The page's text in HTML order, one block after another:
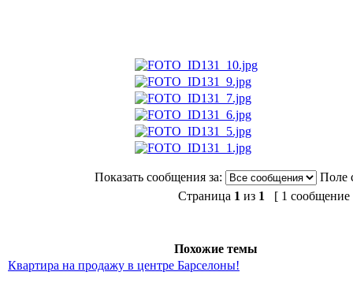
Показать сообщения за:
Поле
Страница 1 из 1 [ 1 сообщение
Похожие темы
Квартира на продажу в центре Барселоны!